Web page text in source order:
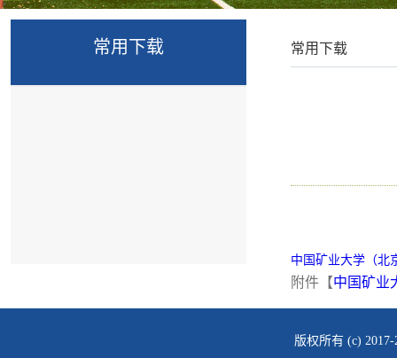
常用下载 常用下载
中国矿业大学（北
附件【中国矿业
版权所有 (c)